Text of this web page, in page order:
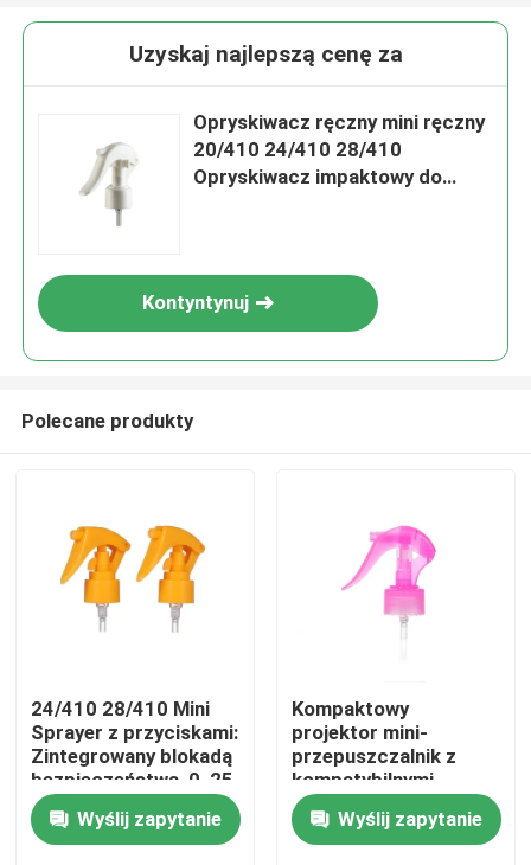
Dom
Produkty
Uzyskaj najlepszą cenę za
Opryskiwacz ręczny mini ręczny
20/410 24/410 28/410
Opryskiwacz impaktowy do
Kontyntynuj
Polecane produkty
24/410 28/410 Mini
Sprayer z przyciskami:
Zintegrowany blokadą
bezpieczeństwa, 0, 25
ml Precyzyjna dawka
do pielęgnacji
osobistej
Wyślij zapytanie
Kompaktowy
projektor mini-
przepuszczalnik z
kompatybilnymi
kolorami i funkcją
dla precyzyjnego
Wyślij zapytanie